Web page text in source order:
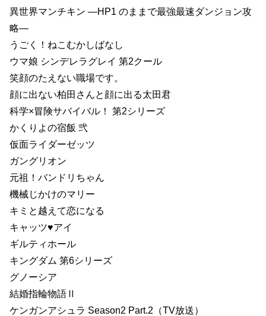
異世界マンチキン ―HP1 のままで最強最速ダンジョン攻
略―
うごく！ねこむかしばなし
ウマ娘 シンデレラグレイ 第2クール
笑顔のたえない職場です。
顔に出ない柏田さんと顔に出る太田君
科学×冒険サバイバル！ 第2シリーズ
かくりよの宿飯 弐
仮面ライダーゼッツ
ガングリオン
元祖！バンドリちゃん
機械じかけのマリー
キミと越えて恋になる
キャッツ♥アイ
ギルティホール
キングダム 第6シリーズ
グノーシア
結婚指輪物語Ⅱ
ケンガンアシュラ Season2 Part.2（TV放送）